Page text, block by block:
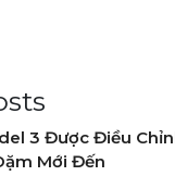
3 Được Điều
Mới Đến